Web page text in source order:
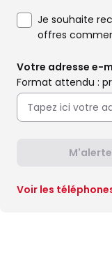
Je souhaite
offres
Votre adresse e-
Format attendu :
Voir les